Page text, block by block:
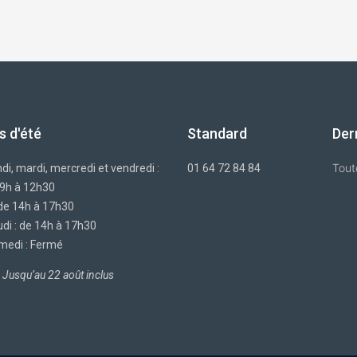
d'été
mardi, mercredi et vendredi :
à 12h30
14h à 17h30
: de 14h à 17h30
: Fermé
Jusqu’au 22 août inclus
Standard
01 64 72 84 84